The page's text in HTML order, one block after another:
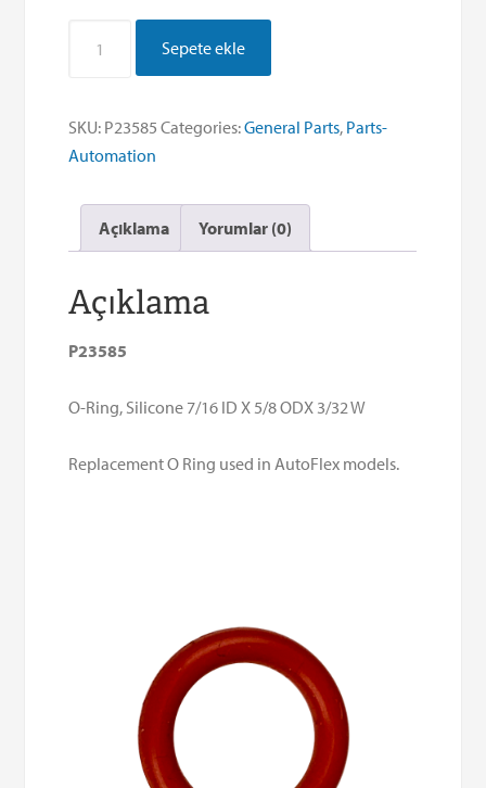
Ring,
7/16
ID
5/8
ODX
3/32
W
quantity
Sepete ekle
SKU: P23585 Categories:General Parts, Parts-
Automation
Açıklama Yorumlar (0)
Açıklama
P23585
O-Ring, Silicone 7/16 ID X 5/8 ODX 3/32 W
Replacement O Ring used in AutoFlex models.